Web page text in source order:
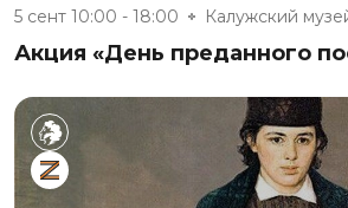
5 сент 10:00 - 18:00
Акция «День преданного